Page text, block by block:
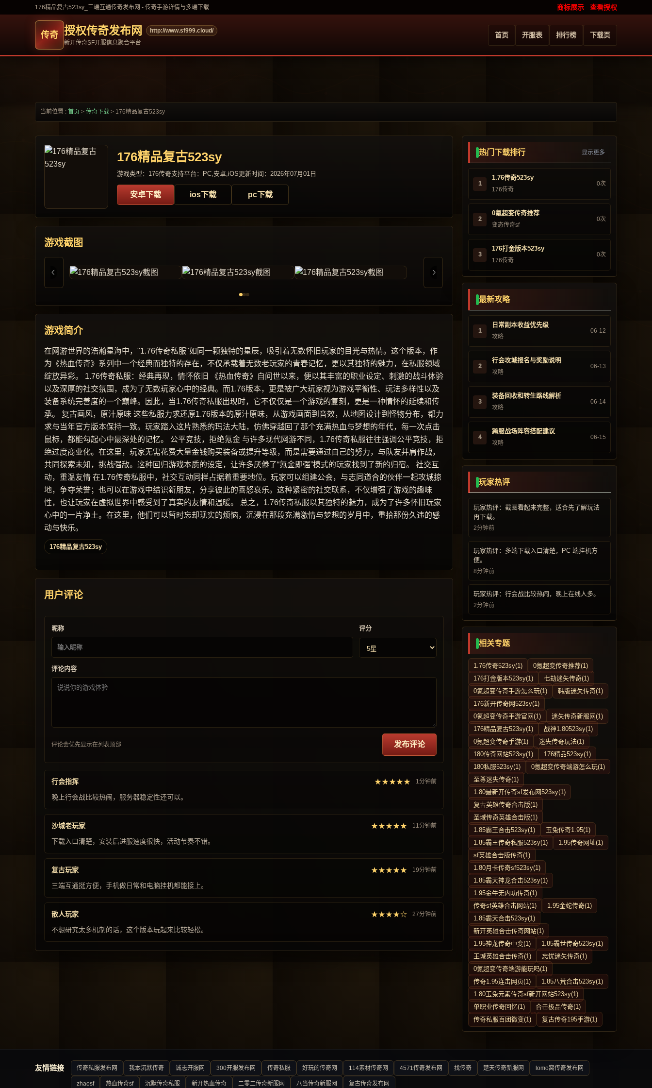
176精品复古523sy_三端互通传奇发布网 - 传奇手游详情与多端下载 商标展示 查看授权
授权传奇发布网
http://www.sf999.cloud/
新开传奇SF开服信息聚合平台
首页 开服表 排行榜 下载页
当前位置 : 首页 > 传奇下载 > 176精品复古523sy
176精品复古523sy
游戏类型：176传奇支持平台：PC,安卓,iOS更新时间：2026年07月01日
安卓下载 ios下载 pc下载
游戏截图
游戏简介
在网游世界的浩瀚星海中，"1.76传奇私服"如同一颗独特的星辰，吸引着无数怀旧玩家的目光与热情。这个版本，作
为《热血传奇》系列中一个经典而独特的存在，不仅承载着无数老玩家的青春记忆，更以其独特的魅力，在私服领域
绽放异彩。 1.76传奇私服：经典再现，情怀依旧 《热血传奇》自问世以来，便以其丰富的职业设定、刺激的战斗体验
以及深厚的社交氛围，成为了无数玩家心中的经典。而1.76版本，更是被广大玩家视为游戏平衡性、玩法多样性以及
装备系统完善度的一个巅峰。因此，当1.76传奇私服出现时，它不仅仅是一个游戏的复刻，更是一种情怀的延续和传
承。 复古画风，原汁原味 这些私服力求还原1.76版本的原汁原味，从游戏画面到音效，从地图设计到怪物分布，都力
求与当年官方版本保持一致。玩家踏入这片熟悉的玛法大陆，仿佛穿越回了那个充满热血与梦想的年代，每一次点击
鼠标，都能勾起心中最深处的记忆。 公平竞技，拒绝氪金 与许多现代网游不同，1.76传奇私服往往强调公平竞技，拒
绝过度商业化。在这里，玩家无需花费大量金钱购买装备或提升等级，而是需要通过自己的努力，与队友并肩作战，
共同探索未知，挑战强敌。这种回归游戏本质的设定，让许多厌倦了“氪金即强”模式的玩家找到了新的归宿。 社交互
动，重温友情 在1.76传奇私服中，社交互动同样占据着重要地位。玩家可以组建公会，与志同道合的伙伴一起攻城掠
地，争夺荣誉；也可以在游戏中结识新朋友，分享彼此的喜怒哀乐。这种紧密的社交联系，不仅增强了游戏的趣味
性，也让玩家在虚拟世界中感受到了真实的友情和温暖。 总之，1.76传奇私服以其独特的魅力，成为了许多怀旧玩家
心中的一片净土。在这里，他们可以暂时忘却现实的烦恼，沉浸在那段充满激情与梦想的岁月中，重拾那份久违的感
动与快乐。
176精品复古523sy
用户评论
昵称 评分
评论内容
评论会优先显示在列表顶部 发布评论
行会指挥 ★★★★★ 1分钟前
晚上行会战比较热闹，服务器稳定性还可以。
沙城老玩家 ★★★★★ 11分钟前
下载入口清楚，安装后进服速度很快，活动节奏不错。
复古玩家 ★★★★★ 19分钟前
三端互通挺方便，手机做日常和电脑挂机都能接上。
散人玩家 ★★★★☆ 27分钟前
不想研究太多机制的话，这个版本玩起来比较轻松。
热门下载排行 显示更多
1
1.76传奇523sy
176传奇
0次
2
0氪超变传奇推荐
变态传奇sf
0次
3
176打金版本523sy
176传奇
0次
最新攻略
1
日常副本收益优先级
攻略
06-12
2
行会攻城报名与奖励说明
攻略
06-13
3
装备回收和转生路线解析
攻略
06-14
4
跨服战场阵容搭配建议
攻略
06-15
玩家热评
玩家热评：截图看起来完整，适合先了解玩法
再下载。
2分钟前
玩家热评：多端下载入口清楚，PC 端挂机方
便。
8分钟前
玩家热评：行会战比较热闹，晚上在线人多。
2分钟前
相关专题
1.76传奇523sy(1)
0氪超变传奇推荐(1)
176打金版本523sy(1)
七劫迷失传奇(1)
0氪超变传奇手游怎么玩(1)
韩版迷失传奇(1)
176新开传奇网523sy(1)
0氪超变传奇手游官网(1)
迷失传奇新服网(1)
176精品复古523sy(1)
战神1.80523sy(1)
0氪超变传奇手游(1)
迷失传奇玩法(1)
180传奇网站523sy(1)
176精品523sy(1)
180私服523sy(1)
0氪超变传奇端游怎么玩(1)
至尊迷失传奇(1)
1.80最新开传奇sf发布网523sy(1)
复古英雄传奇合击版(1)
圣域传奇英雄合击版(1)
1.85霸王合击523sy(1)
玉兔传奇1.95(1)
1.85霸王传奇私服523sy(1)
1.95传奇网址(1)
sf英雄合击版传奇(1)
1.80月卡传奇sf523sy(1)
1.85霸天神龙合击523sy(1)
1.95金牛无内功传奇(1)
传奇sf英雄合击网站(1)
1.95金蛇传奇(1)
1.85霸天合击523sy(1)
新开英雄合击传奇网站(1)
1.95神龙传奇中变(1)
1.85霸世传奇523sy(1)
王城英雄合击传奇(1)
忘忧迷失传奇(1)
0氪超变传奇端游能玩吗(1)
传奇1.95连击网页(1)
1.85八荒合击523sy(1)
1.80玉兔元素传奇sf新开网站523sy(1)
单职业传奇回忆(1)
合击极品传奇(1)
传奇私服百团微变(1)
复古传奇195手游(1)
友情链接 传奇私服发布网 我本沉默传奇 诚志开服网 300开服发布网 传奇私服 好玩的传奇网 114素材传奇网 4571传奇发布网 找传奇 楚天传奇新服网 lomo窝传奇发布网
zhaosf 热血传奇sf 沉默传奇私服 新开热血传奇 二零二传奇新服网 八当传奇新服网 复古传奇发布网